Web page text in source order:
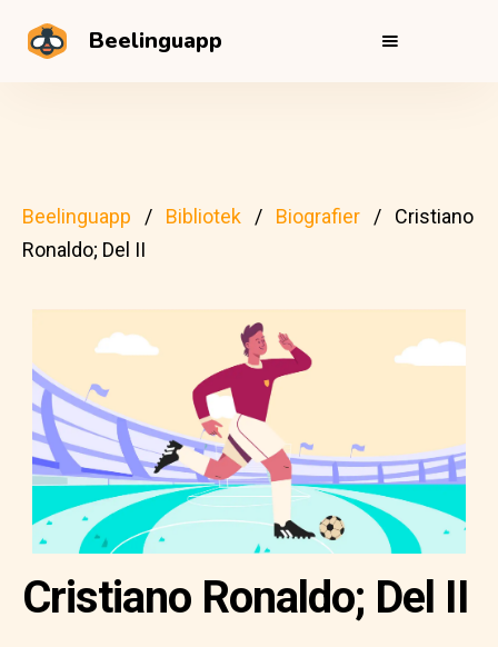
Beelinguapp
Beelinguapp Bibliotek Biografier
Cristiano
Ronaldo; Del II
Cristiano Ronaldo; Del II